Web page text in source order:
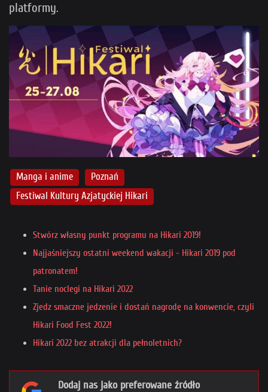
platformy.
Manga i anime
Poznań
Festiwal Kultury Azjatyckiej Hikari
Stwórz własny punkt programu na Hikari 2019!
Najjaśniejszy ostatni weekend wakacji - Hikari 2019 pod
patronatem!
Tanie noclegi na Hikari 2022
Zjedz smaczne jedzenie i dostań nagrodę na konwencie, czyli
Hikari Food Fest 2022!
Hikari 2022 bez atrakcji dla pełnoletnich?
Dodaj nas jako preferowane źródło